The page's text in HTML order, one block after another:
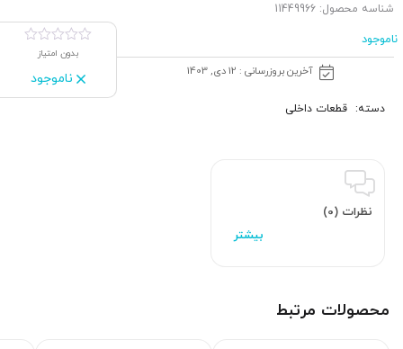
شناسه محصول: 11449966
ناموجود
آخرین بروزرسانی : 12 دی, 1403
بدون امتیاز
ناموجود
دسته: قطعات داخلی
نظرات (0)
محصولات مرتبط